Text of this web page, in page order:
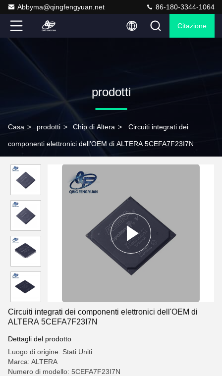
Abbyma@qingfengyuan.net 86-180-3344-1064
Citazione
prodotti
Casa > prodotti > Chip di Altera > Circuiti integrati dei
componenti elettronici dell'OEM di ALTERA 5CEFA7F23I7N
Circuiti integrati dei componenti elettronici dell'OEM di
ALTERA 5CEFA7F23I7N
Dettagli del prodotto
Luogo di origine: Stati Uniti
Marca: ALTERA
Numero di modello: 5CEFA7F23I7N